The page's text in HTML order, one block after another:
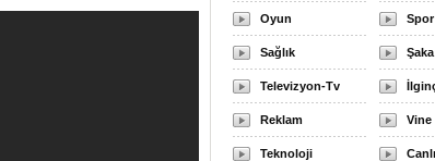
Oyun Spor
Sağlık Şaka
Televizyon-Tv
Reklam Vine
Teknoloji